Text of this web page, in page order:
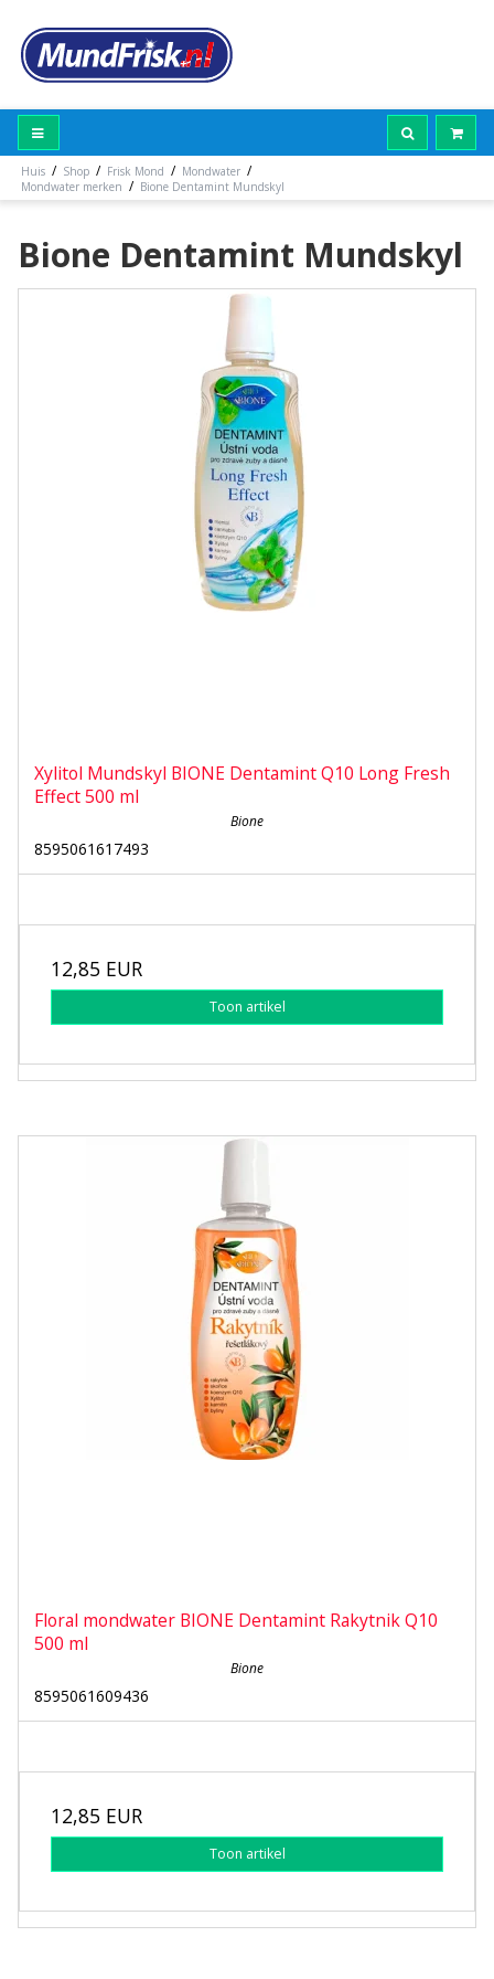
Huis / Shop / Frisk Mond / Mondwater /
Mondwater merken / Bione Dentamint Mundskyl
Bione Dentamint Mundskyl
Xylitol Mundskyl BIONE Dentamint Q10 Long Fresh
Effect 500 ml
Bione
8595061617493
12,85 EUR
Toon artikel
Floral mondwater BIONE Dentamint Rakytnik Q10
500 ml
Bione
8595061609436
12,85 EUR
Toon artikel